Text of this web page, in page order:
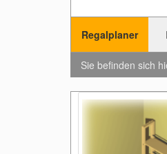
Regalplaner
Sie befinden sich